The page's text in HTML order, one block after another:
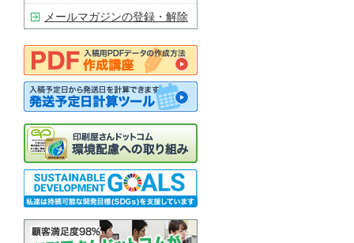
メールマガジンの登録・解除